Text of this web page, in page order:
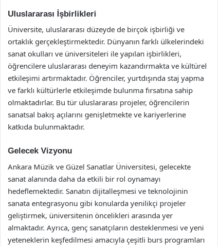
Uluslararası İşbirlikleri
Üniversite, uluslararası düzeyde de birçok işbirliği ve
ortaklık gerçekleştirmektedir. Dünyanın farklı ülkelerindeki
sanat okulları ve üniversiteleri ile yapılan işbirlikleri,
öğrencilere uluslararası deneyim kazandırmakta ve kültürel
etkileşimi artırmaktadır. Öğrenciler, yurtdışında staj yapma
ve farklı kültürlerle etkileşimde bulunma fırsatına sahip
olmaktadırlar. Bu tür uluslararası projeler, öğrencilerin
sanatsal bakış açılarını genişletmekte ve kariyerlerine
katkıda bulunmaktadır.
Gelecek Vizyonu
Ankara Müzik ve Güzel Sanatlar Üniversitesi, gelecekte
sanat alanında daha da etkili bir rol oynamayı
hedeflemektedir. Sanatın dijitalleşmesi ve teknolojinin
sanata entegrasyonu gibi konularda yenilikçi projeler
geliştirmek, üniversitenin öncelikleri arasında yer
almaktadır. Ayrıca, genç sanatçıların desteklenmesi ve yeni
yeteneklerin keşfedilmesi amacıyla çeşitli burs programları